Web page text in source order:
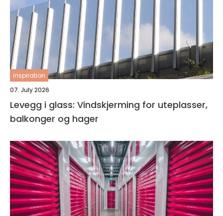
inspiration
07. July 2026
Levegg i glass: Vindskjerming for uteplasser,
balkonger og hager